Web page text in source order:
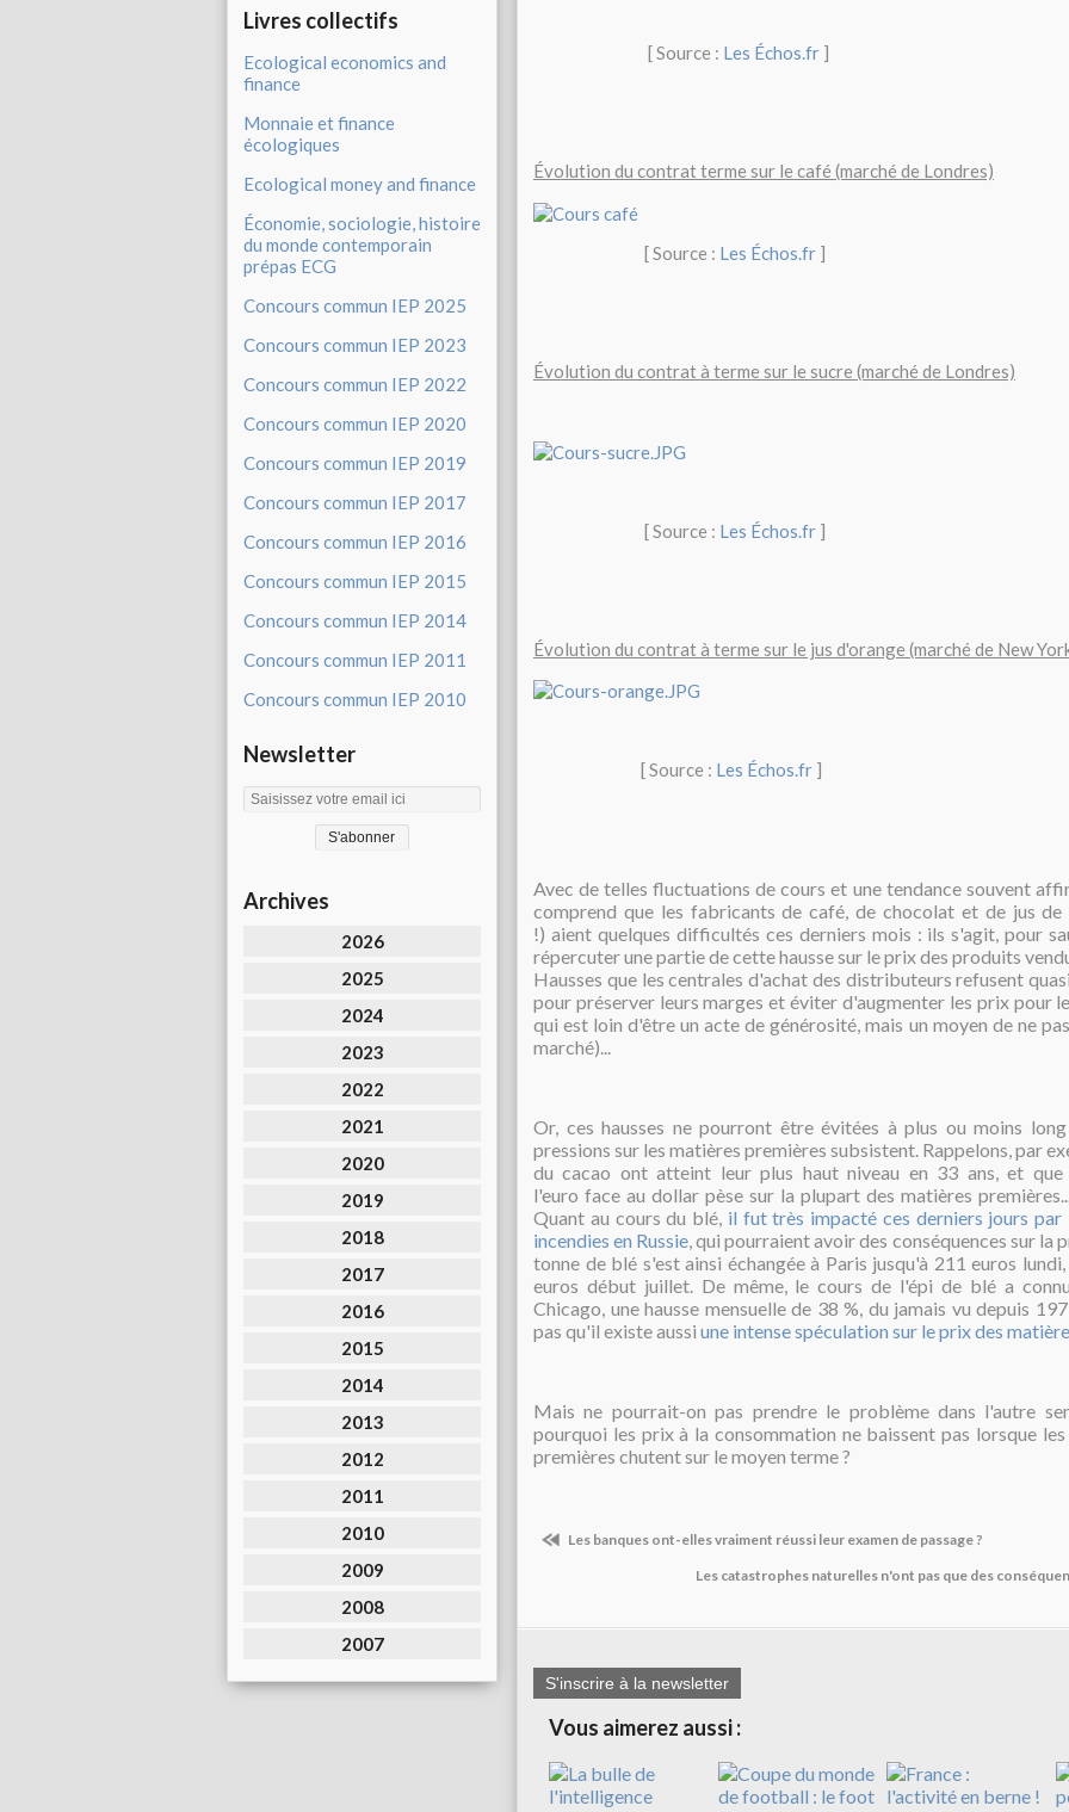
Livres collectifs
Ecological economics and
finance
Monnaie et finance
écologiques
Ecological money and finance
Économie, sociologie, histoire
du monde contemporain
prépas ECG
Concours commun IEP 2025
Concours commun IEP 2023
Concours commun IEP 2022
Concours commun IEP 2020
Concours commun IEP 2019
Concours commun IEP 2017
Concours commun IEP 2016
Concours commun IEP 2015
Concours commun IEP 2014
Concours commun IEP 2011
Concours commun IEP 2010
Newsletter
Archives
2026
2025
2024
2023
2022
2021
2020
2019
2018
2017
2016
2015
2014
2013
2012
2011
2010
2009
2008
2007
[ Source : Les Échos.fr ]
Évolution du contrat terme sur le café (marché de Londres)
[ Source : Les Échos.fr ]
Évolution du contrat à terme sur le sucre (marché de Londres)
[ Source : Les Échos.fr ]
Évolution du contrat à terme sur le jus d'orange (marché de New
[ Source : Les Échos.fr ]
Avec de telles fluctuations de cours et une tendance souvent
comprend que les fabricants de café, de chocolat et de jus
!) aient quelques difficultés ces derniers mois : ils s'agit, pour
répercuter une partie de cette hausse sur le prix des produits
Hausses que les centrales d'achat des distributeurs refusent
pour préserver leurs marges et éviter d'augmenter les prix pour
qui est loin d'être un acte de générosité, mais un moyen de ne
marché)...
Or, ces hausses ne pourront être évitées à plus ou moins
pressions sur les matières premières subsistent. Rappelons, par
du cacao ont atteint leur plus haut niveau en 33 ans, et
l'euro face au dollar pèse sur la plupart des matières
Quant au cours du blé, il fut très impacté ces derniers jours par
incendies en Russie, qui pourraient avoir des conséquences sur la
tonne de blé s'est ainsi échangée à Paris jusqu'à 211 euros
euros début juillet. De même, le cours de l'épi de blé a
Chicago, une hausse mensuelle de 38 %, du jamais vu depuis
pas qu'il existe aussi une intense spéculation sur le prix des
Mais ne pourrait-on pas prendre le problème dans l'autre
pourquoi les prix à la consommation ne baissent pas lorsque
premières chutent sur le moyen terme ?
Les banques ont-elles vraiment réussi leur examen de passage ?
Les catastrophes naturelles n'ont pas que des
S'inscrire à la newsletter
Vous aimerez aussi :